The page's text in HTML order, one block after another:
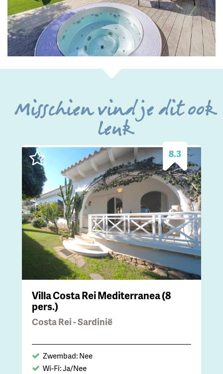
Misschien vind je dit ook
leuk
8.3
Villa Costa Rei Mediterranea (8
pers.)
Costa Rei - Sardinië
Zwembad: Nee
Wi-Fi: Ja/Nee